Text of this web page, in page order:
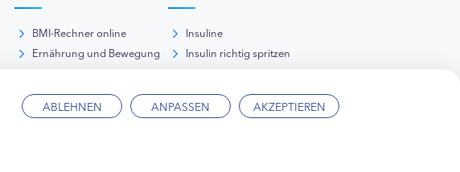
BMI-Rechner online
Ernährung und Bewegung
Lebensmittelkunde
Insuline
Insulin richtig spritzen
ABLEHNEN ANPASSEN AKZEPTIEREN